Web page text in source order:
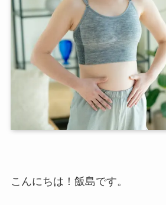
こんにちは！飯島です。